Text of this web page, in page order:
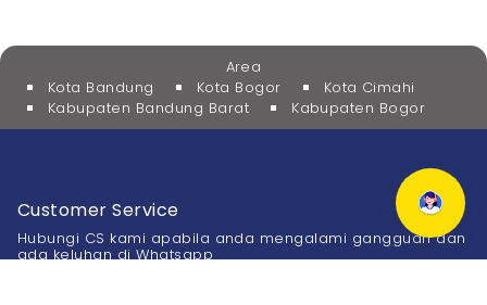
Area
Kota Bandung
Kota Bogor
Kota Cimahi
Kabupaten Bandung Barat
Kabupaten Bogor
Customer Service
Hubungi CS kami apabila anda mengalami gangguan dan
ada keluhan di Whatsapp